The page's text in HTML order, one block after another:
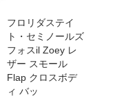
フロリダステイ
ト・セミノールズ
フォスil Zoey レ
ザー スモール
Flap クロスボデ
ィ バッ